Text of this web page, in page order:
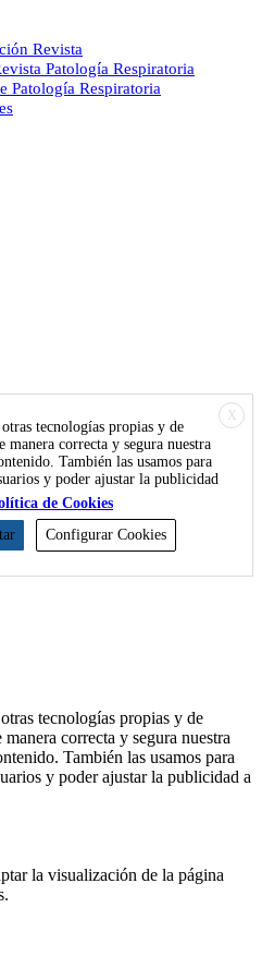
Revista
Patología Respiratoria
Patología Respiratoria
X
tecnologías propias y de
manera correcta y segura nuestra
También las usamos para
y poder ajustar la publicidad
de Cookies
Configurar Cookies
tecnologías propias y de
correcta y segura nuestra
También las usamos para
y poder ajustar la publicidad a
la visualización de la página